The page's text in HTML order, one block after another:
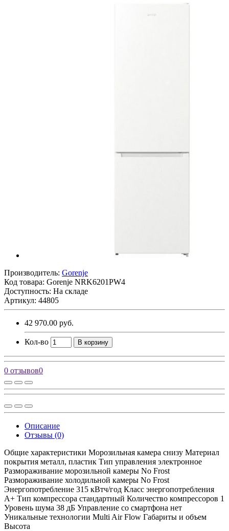
Производитель: Gorenje
Код товара: Gorenje NRK6201PW4
Доступность: На складе
Артикул: 44805
42 970.00 руб.
Кол-во В корзину
0 отзывов0
Описание
Отзывы (0)
Общие характеристики Морозильная камера снизу Материал
покрытия металл, пластик Тип управления электронное
Размораживание морозильной камеры No Frost
Размораживание холодильной камеры No Frost
Энергопотребление 315 кВтч/год Класс энергопотребления
A+ Тип компрессора стандартный Количество компрессоров 1
Уровень шума 38 дБ Управление со смартфона нет
Уникальные технологии Multi Air Flow Габариты и объем
Высота